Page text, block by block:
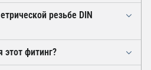
резьбе DIN
но JIS использует конус 60°
DIN-разъёмы часто
этот фитинг?